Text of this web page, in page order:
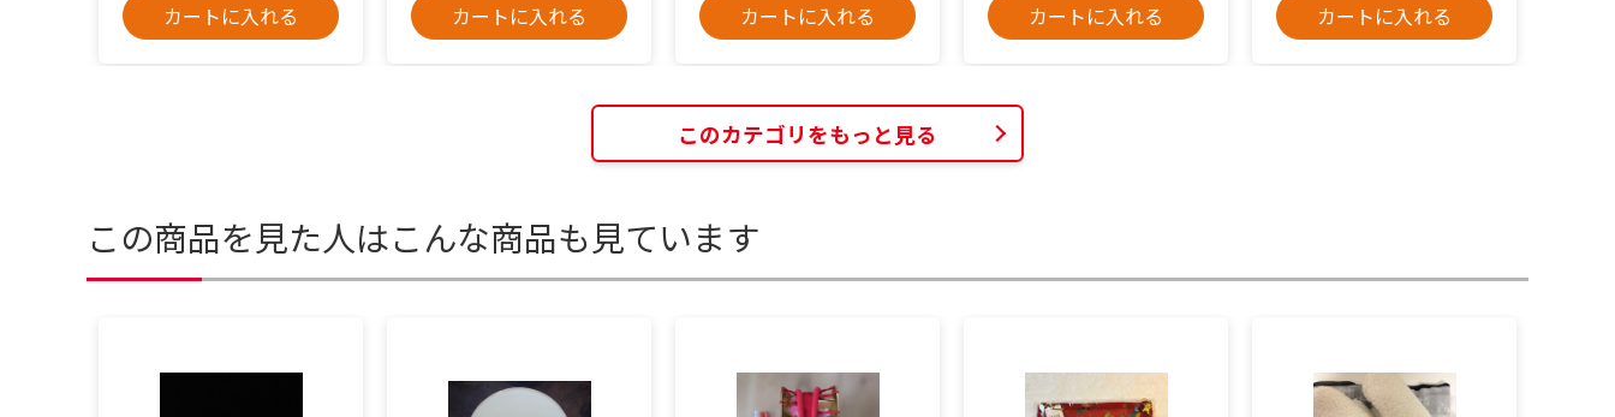
カートに入れる
カートに入れる
カートに入れる
カートに入れる
カートに入れる
このカテゴリをもっと見る
この商品を見た人はこんな商品も見ています